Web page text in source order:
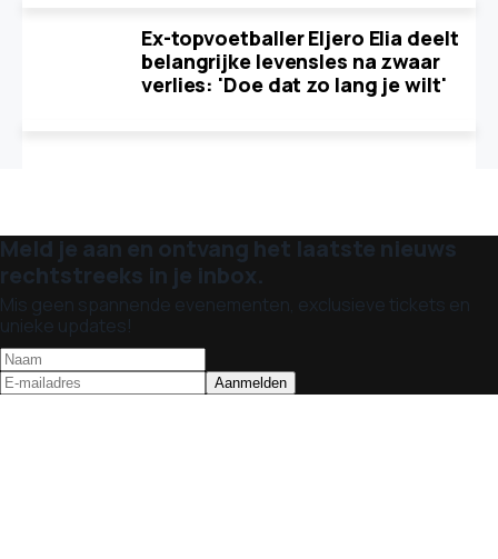
Ex-topvoetballer Eljero Elia deelt
belangrijke levensles na zwaar
verlies: 'Doe dat zo lang je wilt'
Meld je aan en ontvang het laatste nieuws
rechtstreeks in je inbox.
Mis geen spannende evenementen, exclusieve tickets en
unieke updates!